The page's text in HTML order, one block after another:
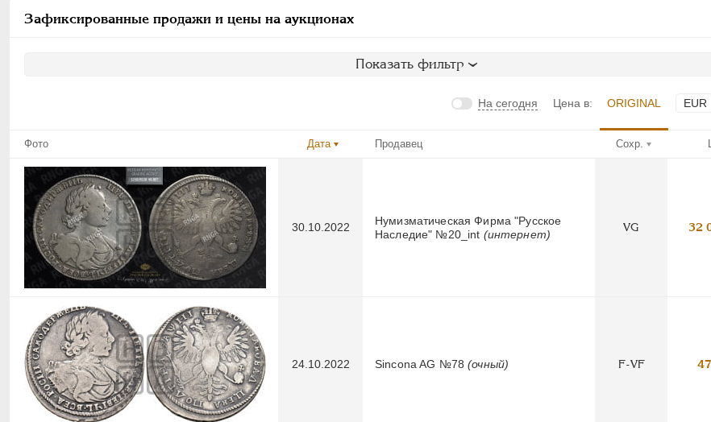
Зафиксированные продажи и цены на аукционах
Показать фильтр
На сегодня Цена в: ORIGINAL EUR
Фото Дата Продавец Сохр.
30.10.2022
Нумизматическая Фирма "Русское
Наследие" №20_int (интернет)
VG 32
24.10.2022 Sincona AG №78(очный) F-VF